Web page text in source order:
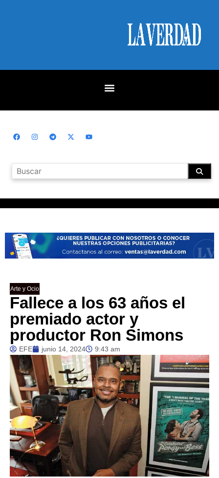
Arte y Ocio
Fallece a los 63 años el
premiado actor y
productor Ron Simons
EFE junio 14, 2024 9:43 am